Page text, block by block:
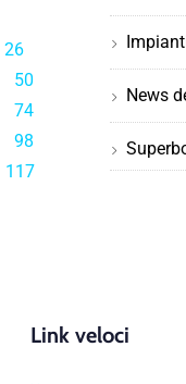
26
50
74
98
117
News
Link veloci